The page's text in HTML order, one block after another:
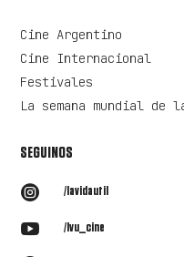
Cine Argentino
Cine Internacional
Festivales
La semana mundial
SEGUINOS
 /lavidautil
 /lvu_cine